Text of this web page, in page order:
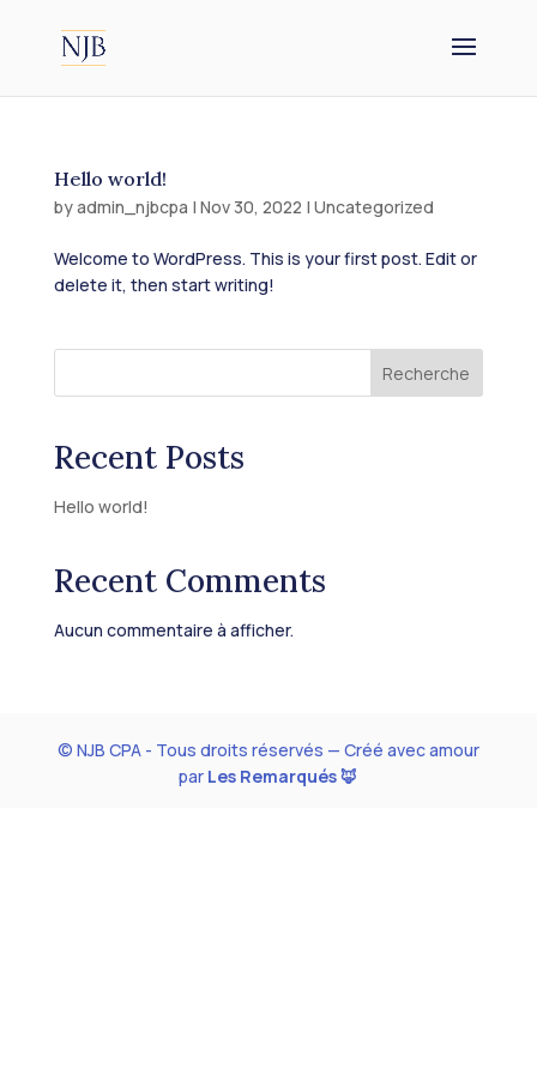
Hello world!
byadmin_njbcpa | Nov 30, 2022 | Uncategorized
Welcome to WordPress. This is your first post. Edit or
delete it, then start writing!
Recherche
Recent Posts
Hello world!
Recent Comments
Aucun commentaire à afficher.
© NJB CPA - Tous droits réservés — Créé avec amour
par Les Remarqués 🦊